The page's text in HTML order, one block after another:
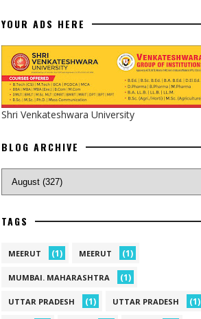
YOUR ADS HERE
Shri Venkateshwara University
BLOG ARCHIVE
TAGS
MEERUT (1) MEERUT (1)
MUMBAI. MAHARASHTRA (1)
UTTAR PRADESH (1) UTTAR PRADESH (1)